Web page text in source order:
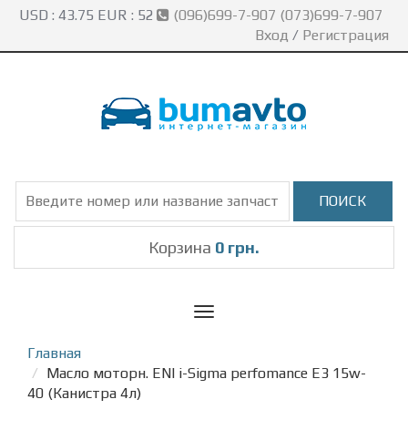
USD : 43.75 EUR : 52
(096)699-7-907 (073)699-7-907
Вход / Регистрация
Корзина 0 грн.
Toggle
Главная
Масло моторн. ENI i-Sigma perfomance E3 15w-
40 (Канистра 4л)